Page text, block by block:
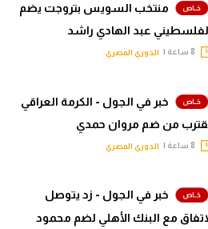
منتخب السويس بتروجت يضم
عبد الهادي راشد
الدوري المصري
خبر في الجول - الكرمة العراقي
من ضم مروان حمدي
الدوري المصري
خبر في الجول - زد يتوصل
مع البنك الأهلي لضم محمود